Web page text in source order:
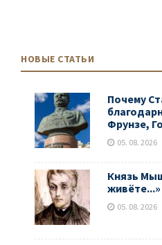
НОВЫЕ СТАТЬИ
Почему
Фрунзе,
05. 08. 2026
Князь
живёте...»
05. 08. 2026